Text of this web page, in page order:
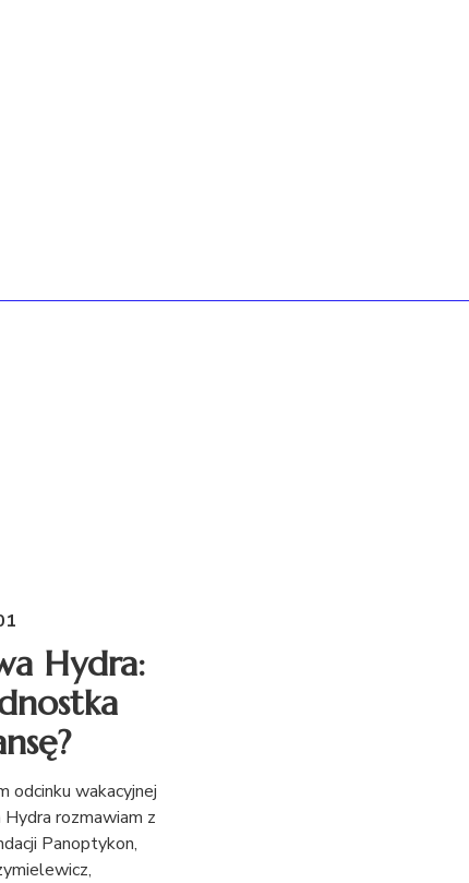
Hydra:
odcinku wakacyjnej
rozmawiam z
Panoptykon,